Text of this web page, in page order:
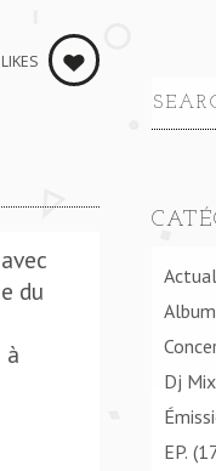
**** COME
LIKES
du
à
Album
Dj Mix
EP.